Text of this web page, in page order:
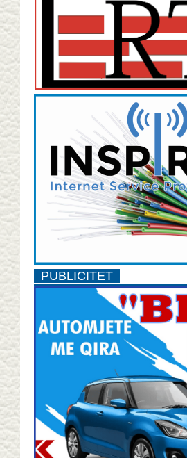
PUBLICITET